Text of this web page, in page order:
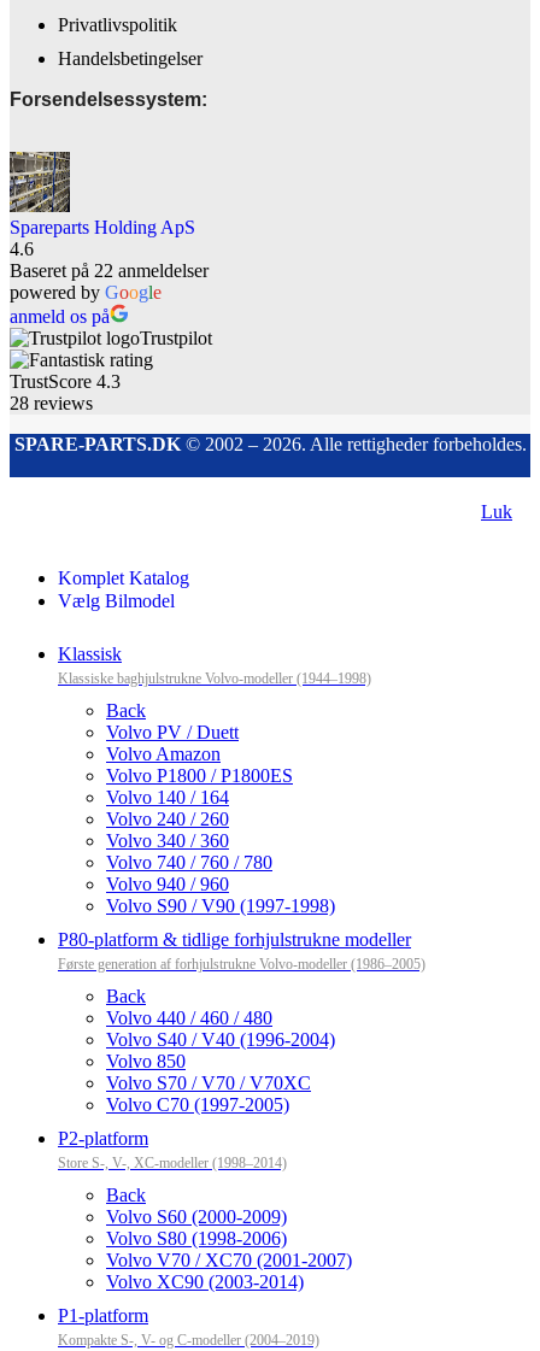
Privatlivspolitik
Handelsbetingelser
Forsendelsessystem:
Spareparts Holding ApS
4.6
Baseret på 22 anmeldelser
powered by Google
anmeld os på
Trustpilot
TrustScore 4.3
28 reviews
SPARE-PARTS.DK© 2002 – 2026. Alle rettigheder forbeholdes.
Luk
Komplet Katalog
Vælg Bilmodel
Klassisk
Klassiske baghjulstrukne Volvo-modeller (1944–1998)
Back
Volvo PV / Duett
Volvo Amazon
Volvo P1800 / P1800ES
Volvo 140 / 164
Volvo 240 / 260
Volvo 340 / 360
Volvo 740 / 760 / 780
Volvo 940 / 960
Volvo S90 / V90 (1997-1998)
P80-platform & tidlige forhjulstrukne modeller
Første generation af forhjulstrukne Volvo-modeller (1986–2005)
Back
Volvo 440 / 460 / 480
Volvo S40 / V40 (1996-2004)
Volvo 850
Volvo S70 / V70 / V70XC
Volvo C70 (1997-2005)
P2-platform
Store S-, V-, XC-modeller (1998–2014)
Back
Volvo S60 (2000-2009)
Volvo S80 (1998-2006)
Volvo V70 / XC70 (2001-2007)
Volvo XC90 (2003-2014)
P1-platform
Kompakte S-, V- og C-modeller (2004–2019)